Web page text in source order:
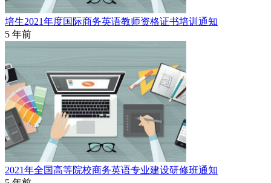
培生2021年度国际商务英语教师资格证书培训通知
5 年前
2021年全国高等院校商务英语专业建设研修班通知